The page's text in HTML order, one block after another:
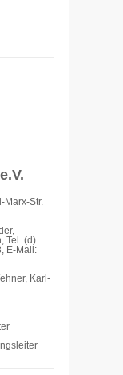
Marx-Str.
Tel. (d)
E-Mail:
Karl-